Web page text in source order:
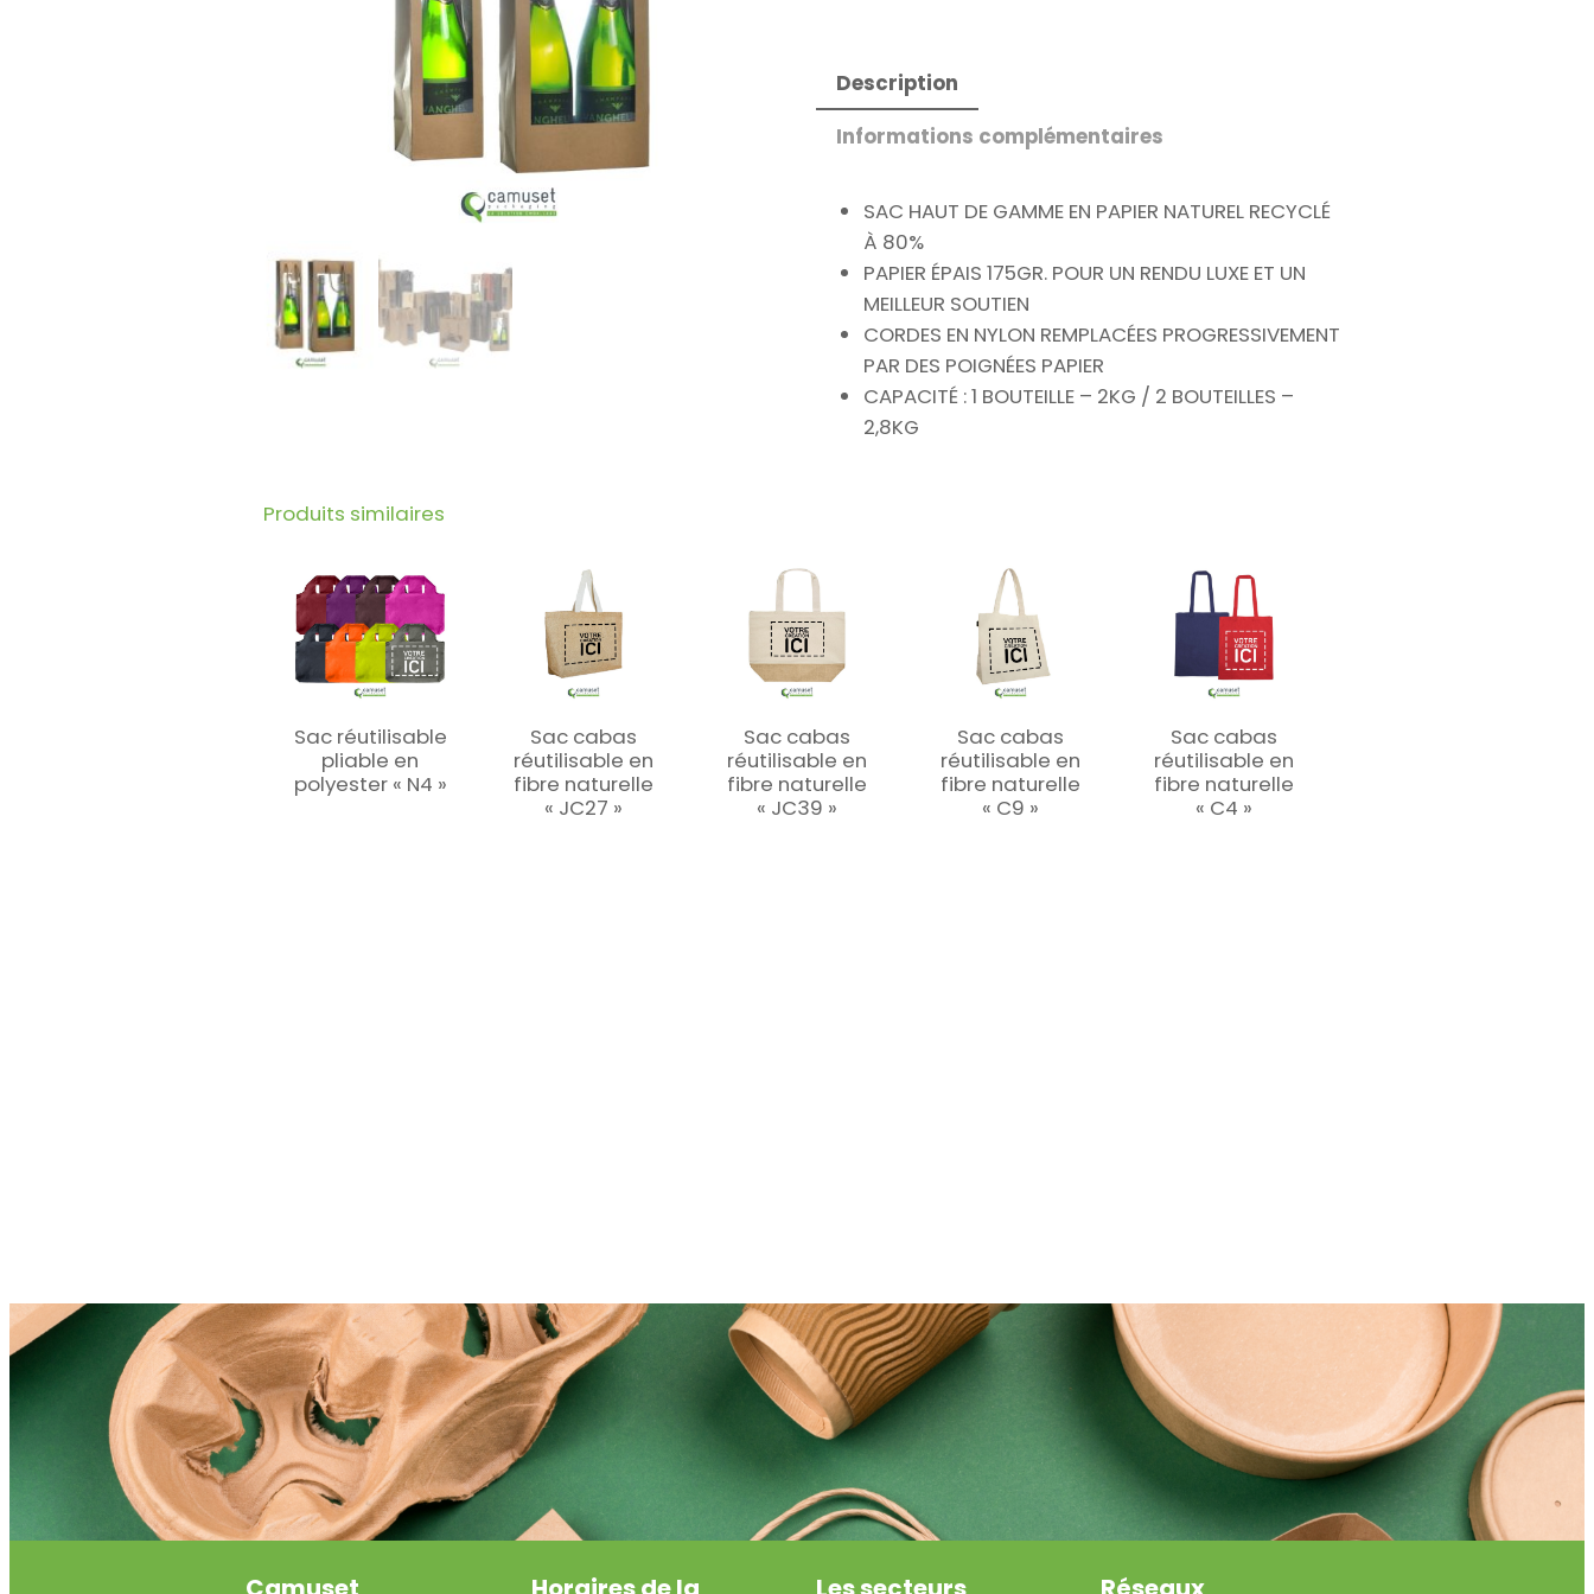
Description
Informations complémentaires
SAC HAUT DE GAMME EN PAPIER NATUREL RECYCLÉ
À 80%
PAPIER ÉPAIS 175GR. POUR UN RENDU LUXE ET UN
MEILLEUR SOUTIEN
CORDES EN NYLON REMPLACÉES PROGRESSIVEMENT
PAR DES POIGNÉES PAPIER
CAPACITÉ : 1 BOUTEILLE – 2KG / 2 BOUTEILLES –
2,8KG
Produits similaires
Sac réutilisable
pliable en
polyester « N4 »
Sac cabas
réutilisable en
fibre naturelle
« JC27 »
Sac cabas
réutilisable en
fibre naturelle
« JC39 »
Sac cabas
réutilisable en
fibre naturelle
« C9 »
Sac cabas
réutilisable en
fibre naturelle
« C4 »